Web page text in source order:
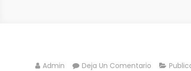
Admin Deja Un Comentario